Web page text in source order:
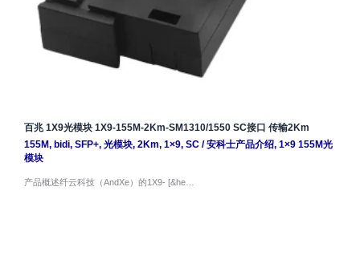
百兆 1X9光模块 1X9-155M-2Km-SM1310/1550 SC接口 传输2Km
155M, bidi, SFP+, 光模块, 2Km, 1×9, SC/安科士产品介绍, 1×9 155M光
模块
产品概述纤云科技（AndXe）的1X9- [&he…